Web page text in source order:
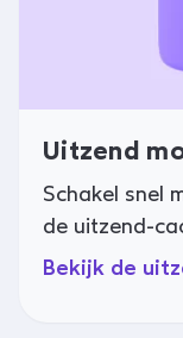
Uitzend
Schakel snel
de uitzend-
Bekijk de